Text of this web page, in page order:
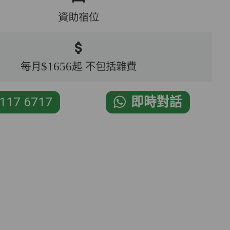
資助宿位
每月$1656起 不包括雜費
6717 即時對話